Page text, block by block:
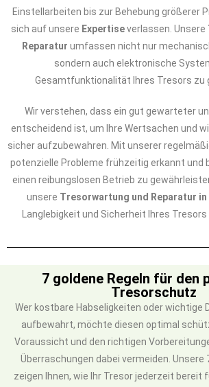
Einstellarbeiten bis zur Behebung größerer
sich auf unsere Expertiseverlassen. Unsere
Reparatur umfassen nicht nur
sondern auch elektronische
Gesamtfunktionalität Ihres Tresors zu
Wir verstehen, dass ein gut gewarteter
entscheidend ist, um Ihre Wertsachen und
sicher aufzubewahren. Mit unserer
potenzielle Probleme frühzeitig erkannt und
einen reibungslosen Betrieb zu
unsere Tresorwartung und Reparatur in
Langlebigkeit und Sicherheit Ihres
7 goldene Regeln für den
Tresorschutz
Wer kostbare Habseligkeiten oder wichtige
aufbewahrt, möchte diesen optimal
Voraussicht und den richtigen
Überraschungen dabei vermeiden. Unsere
zeigen Ihnen, wie Ihr Tresor jederzeit bereit